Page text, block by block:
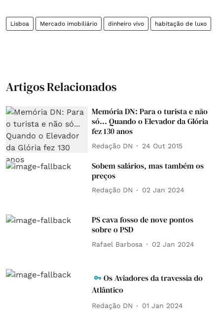
Lisboa Mercado imobiliário dinheiro vivo habitação de luxo
Artigos Relacionados
Memória DN: Para o turista e não
só... Quando o Elevador da Glória
fez 130 anos
Redação DN 24 Out 2015
Sobem salários, mas também os
preços
Redação DN 02 Jan 2024
PS cava fosso de nove pontos
sobre o PSD
Rafael Barbosa 02 Jan 2024
Os Aviadores da travessia do
Atlântico
Redação DN 01 Jan 2024